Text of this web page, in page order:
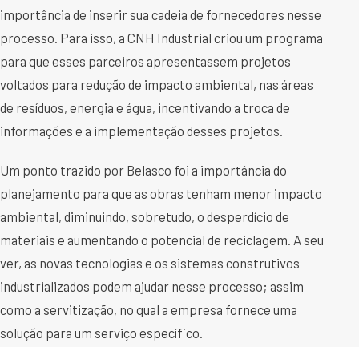
importância de inserir sua cadeia de fornecedores nesse
processo. Para isso, a CNH Industrial criou um programa
para que esses parceiros apresentassem projetos
voltados para redução de impacto ambiental, nas áreas
de resíduos, energia e água, incentivando a troca de
informações e a implementação desses projetos.
Um ponto trazido por Belasco foi a importância do
planejamento para que as obras tenham menor impacto
ambiental, diminuindo, sobretudo, o desperdício de
materiais e aumentando o potencial de reciclagem. A seu
ver, as novas tecnologias e os sistemas construtivos
industrializados podem ajudar nesse processo; assim
como a servitização, no qual a empresa fornece uma
solução para um serviço específico.